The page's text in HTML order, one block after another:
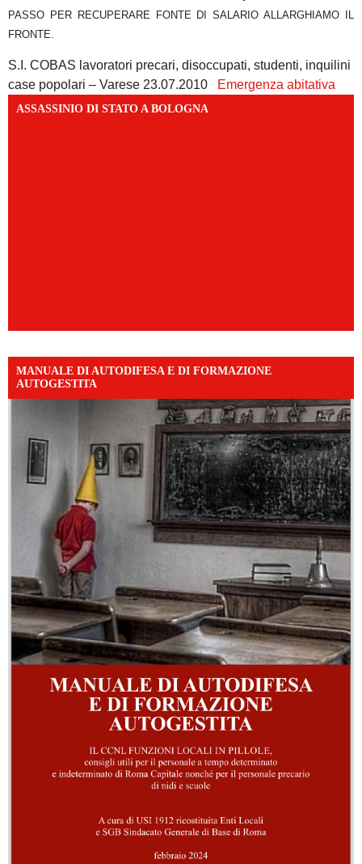
PASSO PER RECUPERARE FONTE DI SALARIO ALLARGHIAMO IL
FRONTE.
S.I. COBAS lavoratori precari, disoccupati, studenti, inquilini
case popolari – Varese 23.07.2010
Emergenza abitativa
ASSASSINIO DI STATO A BOLOGNA
MANUALE DI AUTODIFESA E DI FORMAZIONE
AUTOGESTITA